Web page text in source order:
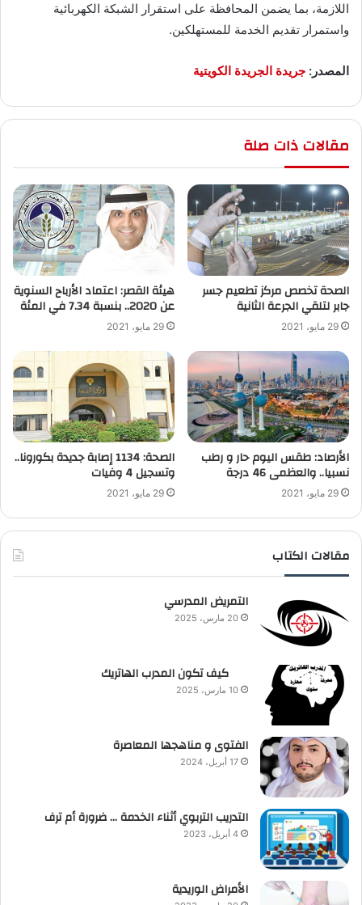
اللازمة، بما يضمن المحافظة على استقرار الشبكة الكهربائية
واستمرار تقديم الخدمة للمستهلكين.
المصدر: جريدة الجريدة الكويتية
مقالات ذات صلة
الصحة تخصص مركز تطعيم جسر
جابر لتلقي الجرعة الثانية
29 مايو، 2021
هيئة القصر: اعتماد الأرباح السنوية
عن 2020.. بنسبة 7.34 في المئة
29 مايو، 2021
الأرصاد: طقس اليوم حار و رطب
نسبيا.. والعظمى 46 درجة
29 مايو، 2021
الصحة: 1134 إصابة جديدة بكورونا..
وتسجيل 4 وفيات
29 مايو، 2021
مقالات الكتاب
التمريض المدرسي
20 مارس، 2025
كيف تكون المدرب الهاتريك
10 مارس، 2025
الفتوى و مناهجها المعاصرة
17 أبريل، 2024
التدريب التربوي أثناء الخدمة … ضرورة أم ترف
4 أبريل، 2023
الأمراض الوريدية